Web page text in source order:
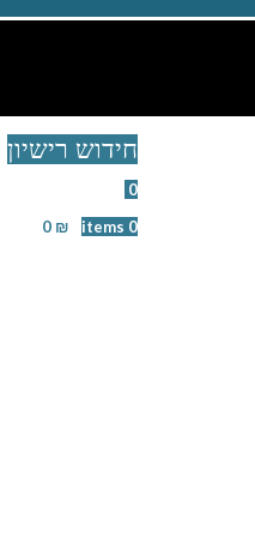
חידוש רישיון
0
0
items
0 ₪